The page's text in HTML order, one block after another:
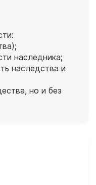
наследника;
наследства и
но и без